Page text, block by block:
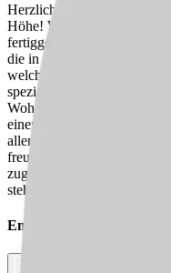
Herzlich willkommen im
Höhe! Wir sind ein bunter
fertiggestellt worden sind.
die in Alt-Gerresheim, in
welche auf
spezialisiert ist. Wir
Wohnbereiche. Außerdem
einen geschlossenen
allen Einrichtungen besteht
freundlichen
zugeteilt sind und unseren
stehen. Wir freuen uns
Empfehle diesen